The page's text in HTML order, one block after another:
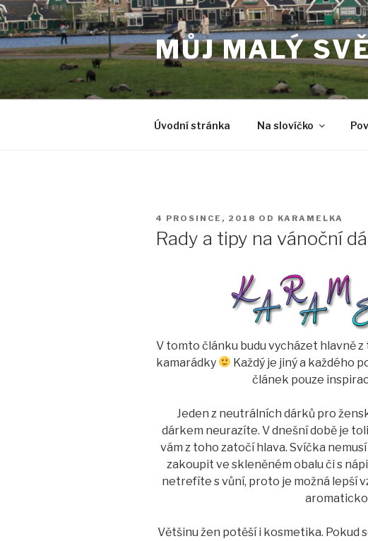
Přejít
k
obsahu
webu
MŮJ MALÝ
Úvodní stránka Na slovíčko
PUBLIKOVÁNO
4 PROSINCE, 2018 OD KARAMELKA
Rady a tipy na vánoční
V tomto článku budu vycházet hlavně
kamarádky
Každý je jiný a každého
článek pouze
Jeden z neutrálních dárků pro
dárkem neurazíte. V dnešní době je
vám z toho zatočí hlava. Svíčka
zakoupit ve skleněném obalu či s
netrefíte s vůní, proto je možná lepší
Většinu žen potěší i kosmetika. Pokud